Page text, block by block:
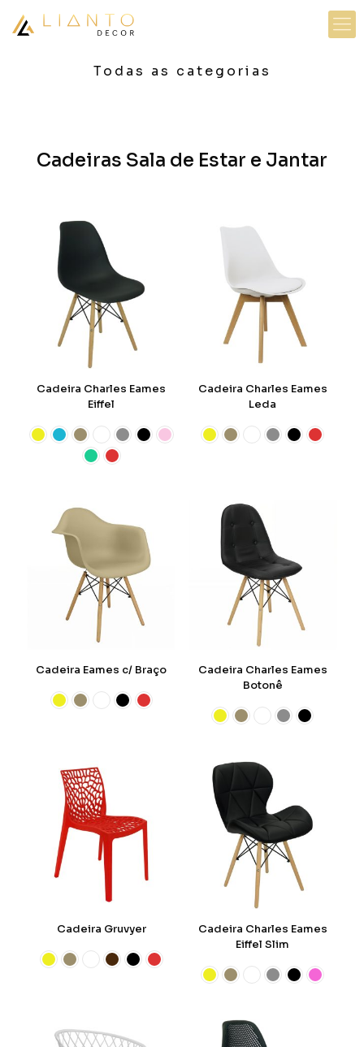
Todas as categorias
Cadeiras Sala de Estar e Jantar
Cadeira Charles Eames
Eiffel
Cadeira Charles Eames
Leda
Cadeira Eames c/ Braço
Cadeira Charles Eames
Botonê
Cadeira Gruvyer
Cadeira Charles Eames
Eiffel Slim